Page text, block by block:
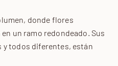
donde flores
un ramo redondeado. Sus
todos diferentes, están